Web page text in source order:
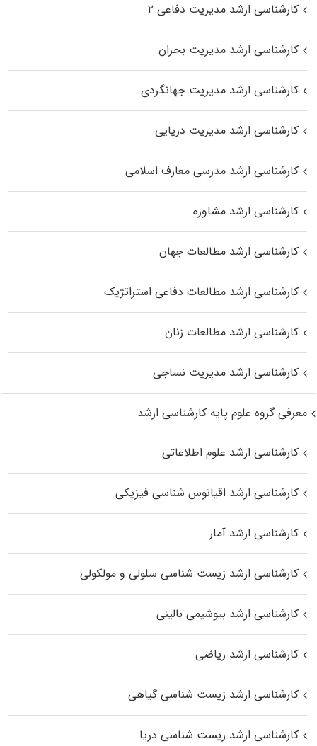
کارشناسی ارشد مدیریت دفاعی ۲
کارشناسی ارشد مدیریت بحران
کارشناسی ارشد مدیریت جهانگردی
کارشناسی ارشد مدیریت دریایی
کارشناسی ارشد مدرسی معارف اسلامی
کارشناسی ارشد مشاوره
کارشناسی ارشد مطالعات جهان
کارشناسی ارشد مطالعات دفاعی استراتژیک
کارشناسی ارشد مطالعات زنان
کارشناسی ارشد مدیریت نساجی
معرفی گروه علوم پایه کارشناسی ارشد
کارشناسی ارشد علوم اطلاعاتی
کارشناسی ارشد اقیانوس‌ شناسی فیزیکی
کارشناسی ارشد آمار
کارشناسی ارشد زیست شناسی سلولی و مولکولی
کارشناسی ارشد بیوشیمی بالینی
کارشناسی ارشد ریاضی
کارشناسی ارشد زیست‌ شناسی گیاهی
کارشناسی ارشد زیست‌ شناسی دریا